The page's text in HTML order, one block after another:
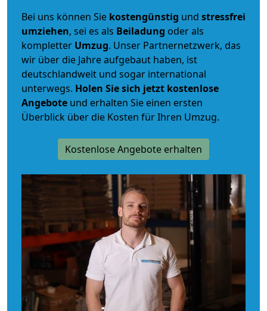
Bei uns können Sie kostengünstig und stressfrei
umziehen, sei es als Beiladung oder als
kompletter Umzug. Unser Partnernetzwerk, das
wir über die Jahre aufgebaut haben, ist
deutschlandweit und sogar international
unterwegs. Holen Sie sich jetzt kostenlose
Angebote und erhalten Sie einen ersten
Überblick über die Kosten für Ihren Umzug.
Kostenlose Angebote erhalten